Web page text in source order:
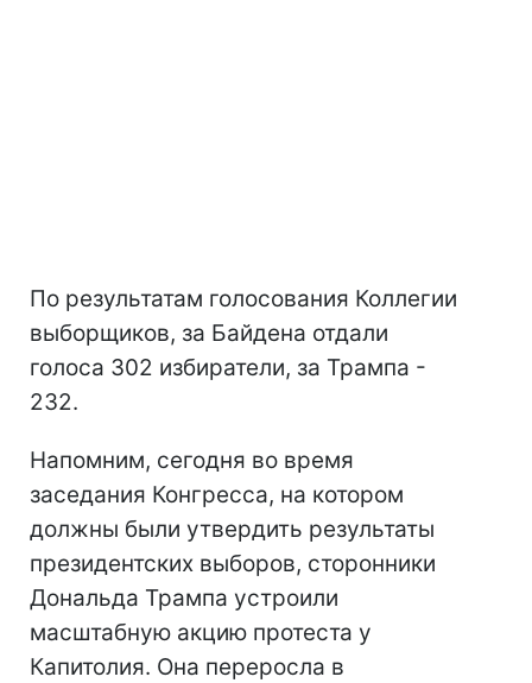
По результатам голосования Коллегии
выборщиков, за Байдена отдали
голоса 302 избиратели, за Трампа -
232.
Напомним, сегодня во время
заседания Конгресса, на котором
должны были утвердить результаты
президентских выборов, сторонники
Дональда Трампа устроили
масштабную акцию протеста у
Капитолия. Она переросла в